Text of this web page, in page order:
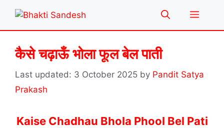
content
Menu
कैसे चढ़ाऊँ भोला फूल बेल पाती
3 October 2025 by Pandit Satya
Prakash
Kaise Chadhau Bhola Phool Bel Pati